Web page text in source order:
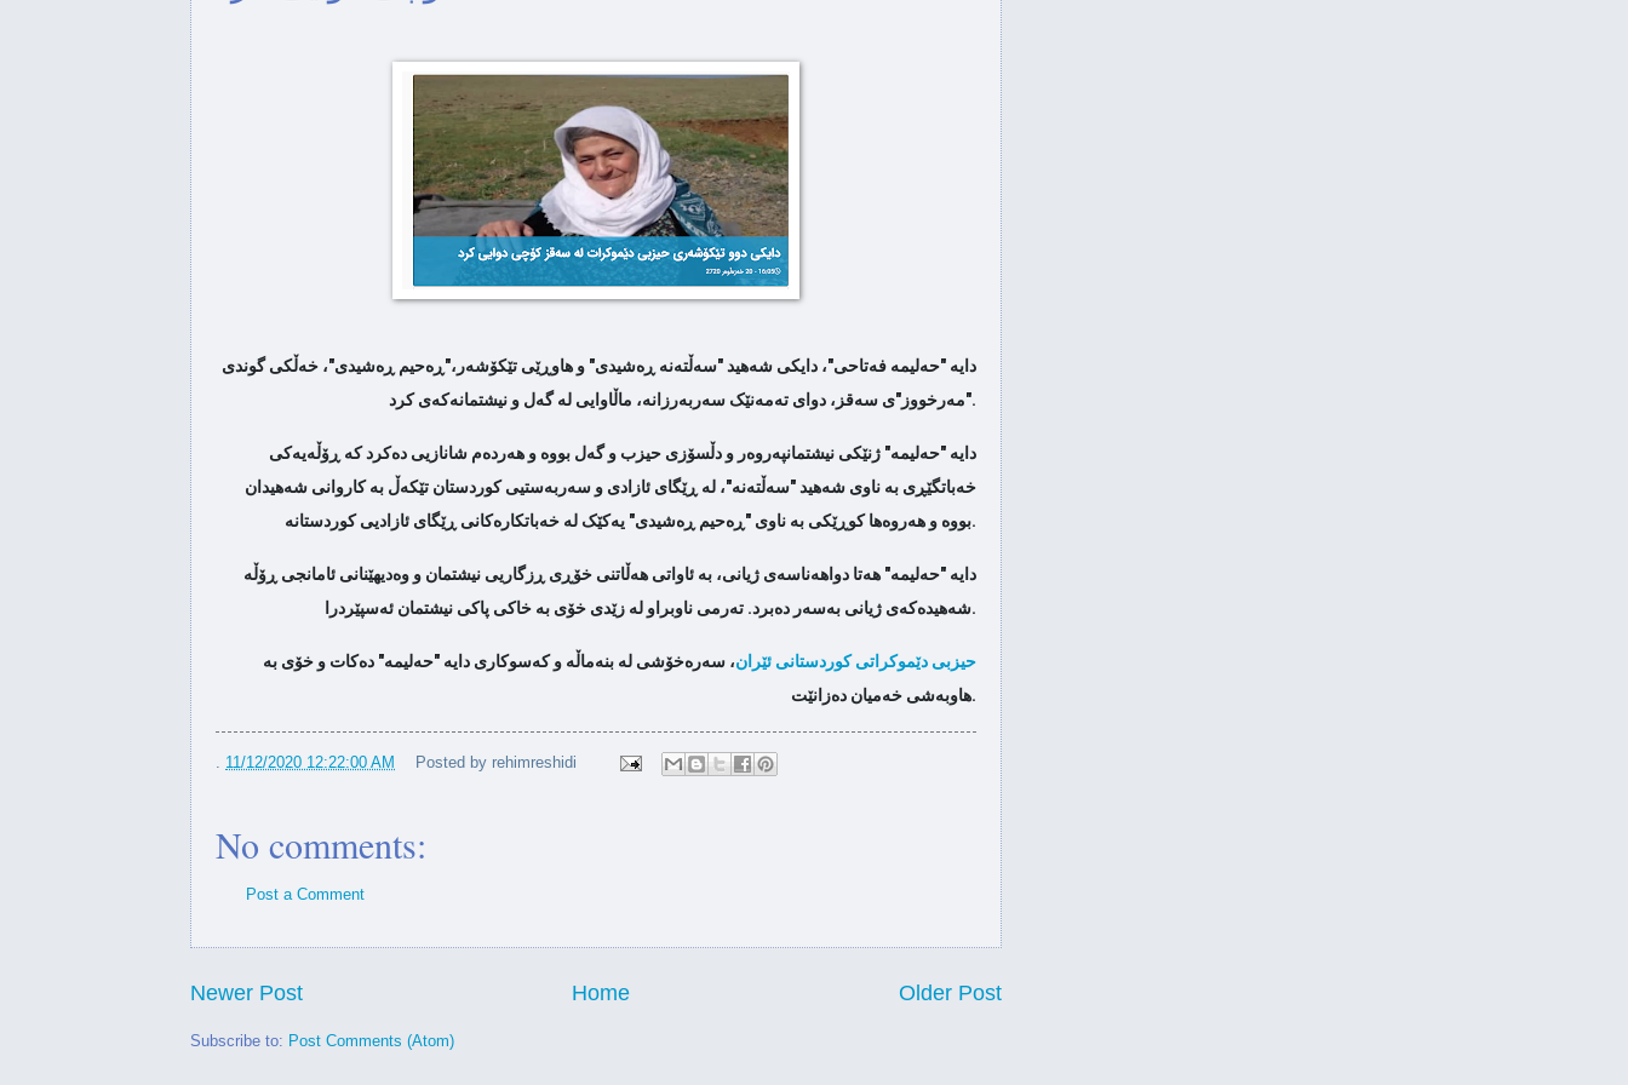
كێشه‌ی هه‌ڵبژرادنی سه‌رۆكی ئه‌مریكا
بایده‌ن خۆی بۆ چونه‌ كۆشكی سپی ئاماده‌
واشنگتن: ته‌رمی د. نه‌جمه‌دین كه‌ریم به‌ره‌و
واشنگتن بەڕێكردنەوەی تەرمی د. نەجمەدین بۆ
بایده‌ن له‌ كۆشكی سپی نزیك
ڕه‌نگه‌ بایده‌ن سه‌رۆكی چوار ساڵی داهاتووی
رووماڵی هه‌ڵبژاردنی سه‌رۆك له‌ به‌رده‌م كۆشكی
سه‌ربه‌خۆیی كوردستان له‌ نێوان تره‌مپ و بایده‌ن
كێ ده‌بێته‌ سه‌رۆكی ئه‌مریكا
#مسته‌ر_كورد
داهاتووی كوردو ئێران له‌ میانه‌ی هه‌ڵبژاردنی
سه‌رۆ...
ماڵئاوا مامۆستا جه‌لال مه‌له‌كشا،‌ شاعیری ره‌نج و
...
ئه‌مریكا
نه‌جمه‌دین كه‌ریم: كه‌ كه‌ركووك ئازاد كرا
ته‌رمه‌ك...
...
دایە "حەلیمە فەتاحی"، دایکی شەهید "سەڵتەنە ڕەشیدی" و هاوڕێی تێکۆشەر،"ڕەحیم ڕەشیدی"، خەڵکی گوندی
"مەرخووز"ی سەقز، دوای تەمەنێک سەربەرزانە، ماڵاوایی لە گەل و نیشتمانەکەی کرد.
دایە "حەلیمە" ژنێکی نیشتمانپەروەر و دڵسۆزی حیزب و گەل بووە و هەردەم شانازیی دەکرد کە ڕۆڵەیەکی
خەباتگێڕی بە ناوی شەهید "سەڵتەنە"، لە ڕێگای ئازادی و سەربەستیی کوردستان تێکەڵ بە کاروانی شەهیدان
بووە و هەروەها کوڕێکی بە ناوی "ڕەحیم ڕەشیدی" یەکێک لە خەباتکارەکانی ڕێگای ئازادیی کوردستانە.
شەهیدەکەی ژیانی بەسەر دەبرد. تەرمی ناوبراو لە زێدی خۆی بە خاکی پاکی نیشتمان ئەسپێردرا.
حیزبی دێموکراتی کوردستانی ئێران، سەرەخۆشی لە بنەماڵە و کەسوکاری دایە "حەلیمە" دەکات و خۆی بە
هاوبەشی خەمیان دەزانێت.
. 11/12/2020 12:22:00 AM Posted by rehimreshidi
No comments:
Post a Comment
Newer Post Older Post
Home
Subscribe to: Post Comments (Atom)